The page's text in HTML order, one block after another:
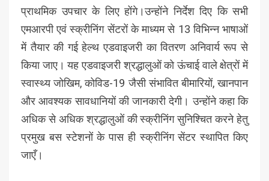
प्राथमिक उपचार के लिए होंगे।उन्होंने निर्देश दिए कि सभी
एमआरपी एवं स्क्रीनिंग सेंटरों के माध्यम से 13 विभिन्न भाषाओं
में तैयार की गई हेल्थ एडवाइजरी का वितरण अनिवार्य रूप से
किया जाए। यह एडवाइजरी श्रद्धालुओं को ऊंचाई वाले क्षेत्रों में
स्वास्थ्य जोखिम, कोविड-19 जैसी संभावित बीमारियों, खानपान
और आवश्यक सावधानियों की जानकारी देगी। उन्होंने कहा कि
अधिक से अधिक श्रद्धालुओं की स्क्रीनिंग सुनिश्चित करने हेतु
प्रमुख बस स्टेशनों के पास ही स्क्रीनिंग सेंटर स्थापित किए
जाएँ।